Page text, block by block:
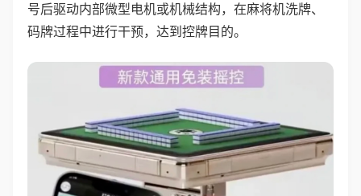
号后驱动内部微型电机或机械结构，在麻将机洗牌、
码牌过程中进行干预，达到控牌目的。